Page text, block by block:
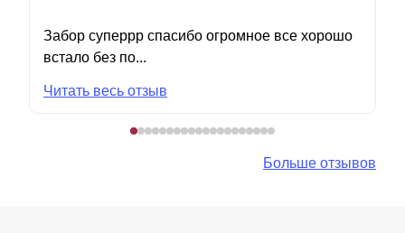
Забор суперрр спасибо огромное все хорошо
встало без по...
Читать весь отзыв
Больше отзывов